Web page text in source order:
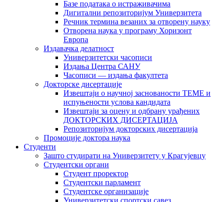
Базе података о истраживачима
Дигитални репозиторијум Универзитета
Рeчник термина везаних за отворену науку
Отворена наука у програму Хоризонт
Европа
Издавачка делатност
Универзитетски часописи
Издања Центра САНУ
Часописи — издања факултета
Докторске дисертације
Извештаји о научној заснованости ТЕМЕ и
испуњености услова кандидата
Извештаји за оцену и одбрану урађених
ДОКТОРСКИХ ДИСЕРТАЦИЈА
Репозиторијум докторских дисертација
Промоције доктора наука
Студенти
Зашто студирати на Универзитету у Крагујевцу
Студентски органи
Студент проректор
Студентски парламент
Студентске организације
Универзитетски спортски савез